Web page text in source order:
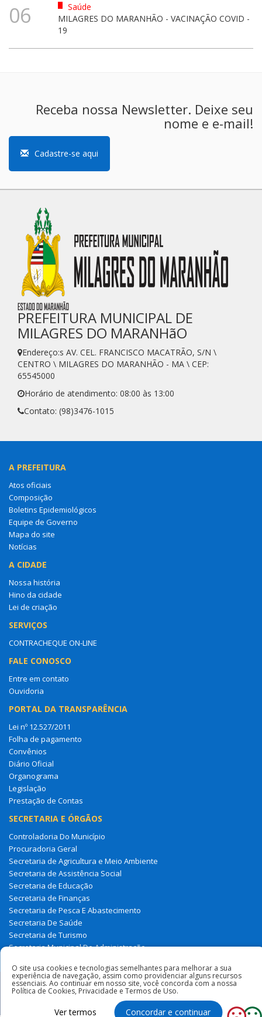
06
Saúde
MILAGRES DO MARANHÃO - VACINAÇÃO COVID -
19
Receba nossa Newsletter. Deixe seu
nome e e-mail!
Cadastre-se aqui
PREFEITURA MUNICIPAL DE
MILAGRES DO MARANHãO
Endereço:s AV. CEL. FRANCISCO MACATRÃO, S/N \
CENTRO \ MILAGRES DO MARANHÃO - MA \ CEP:
65545000
Horário de atendimento: 08:00 às 13:00
Contato: (98)3476-1015
A PREFEITURA
Atos oficiais
Composição
Boletins Epidemiológicos
Equipe de Governo
Mapa do site
Notícias
A CIDADE
Nossa história
Hino da cidade
Lei de criação
SERVIÇOS
CONTRACHEQUE ON-LINE
FALE CONOSCO
Entre em contato
Ouvidoria
PORTAL DA TRANSPARÊNCIA
Lei nº 12.527/2011
Folha de pagamento
Convênios
Diário Oficial
Organograma
Legislação
Prestação de Contas
SECRETARIA E ÓRGÃOS
Controladoria Do Município
Procuradoria Geral
Secretaria de Agricultura e Meio Ambiente
Secretaria de Assistência Social
Secretaria de Educação
Secretaria de Finanças
Secretaria de Pesca E Abastecimento
Secretaria De Saúde
Secretaria de Turismo
Secretaria Municipal De Administração
Todos os direitos reservados à Prefeitura Municipal de Milagres
O site usa cookies e tecnologias semelhantes para melhorar a sua
experiência de navegação, assim como providenciar alguns recursos
essenciais. Ao continuar em nosso site, você concorda com a nossa
Política de Cookies, Privacidade e Termos de Uso.
Ver termos Concordar e continuar